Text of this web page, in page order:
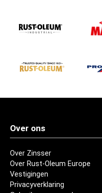
Over ons
Over Zinsser
Over Rust-Oleum Europe
Vestigingen
Privacyverklaring